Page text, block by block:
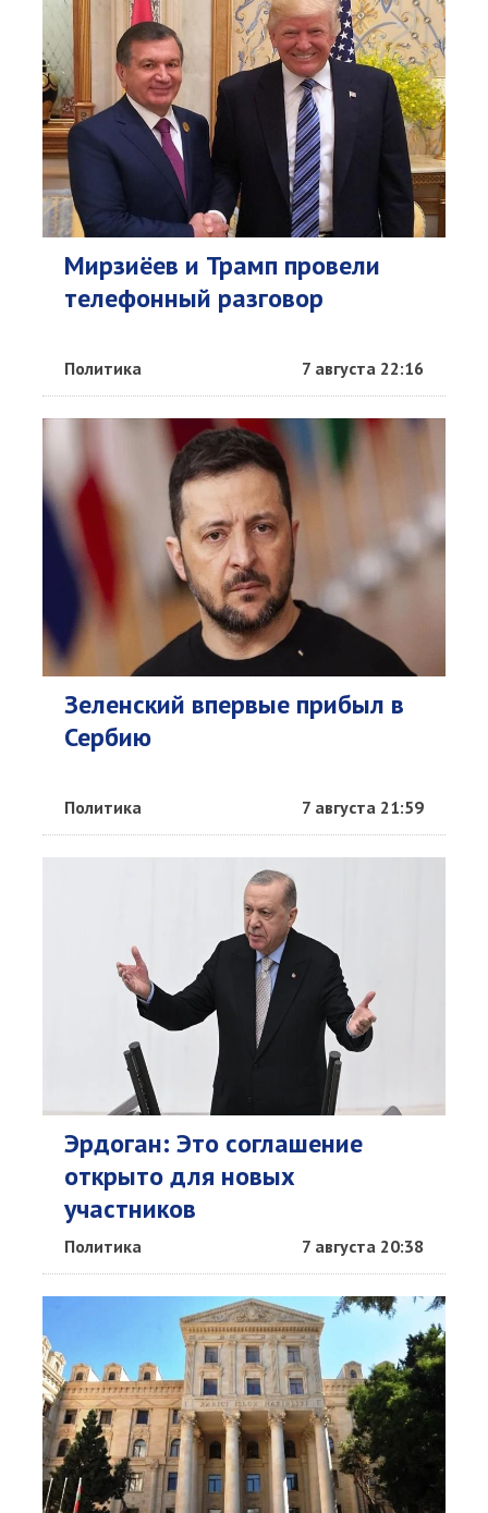
Мирзиёев и Трамп провели
телефонный разговор
Политика 7 августа 22:16
Зеленский впервые прибыл в
Сербию
Политика 7 августа 21:59
Эрдоган: Это соглашение
открыто для новых
участников
Политика 7 августа 20:38